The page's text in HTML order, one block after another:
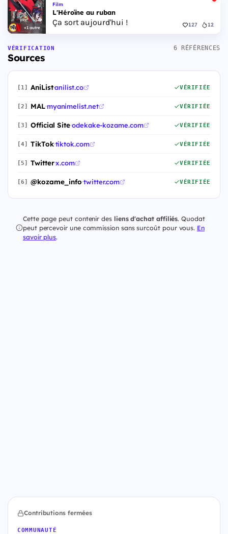
+1 autre
Film
L'Héroïne au ruban
Ça sort aujourd'hui ! 127 12
VÉRIFICATION
Sources
6 RÉFÉRENCES
[1] AniList·anilist.co VÉRIFIÉE
[2] MAL·myanimelist.net VÉRIFIÉE
[3] Official Site·odekake-kozame.com VÉRIFIÉE
[4] TikTok·tiktok.com VÉRIFIÉE
[5] Twitter·x.com VÉRIFIÉE
[6] @kozame_info·twitter.com VÉRIFIÉE
Cette page peut contenir des liens d'achat affiliés. Quodat
peut percevoir une commission sans surcoût pour vous. En
savoir plus.
Contributions fermées
COMMUNAUTÉ